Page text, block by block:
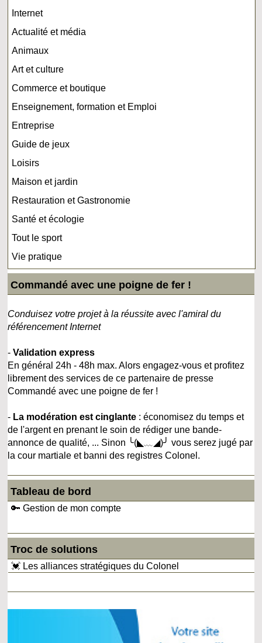
Internet
Actualité et média
Animaux
Art et culture
Commerce et boutique
Enseignement, formation et Emploi
Entreprise
Guide de jeux
Loisirs
Maison et jardin
Restauration et Gastronomie
Santé et écologie
Tout le sport
Vie pratique
Commandé avec une poigne de fer !
Conduisez votre projet à la réussite avec l'amiral du
référencement Internet
-Validation express
En général 24h - 48h max. Alors engagez-vous et profitez
librement des services de ce partenaire de presse
Commandé avec une poigne de fer !
- La modération est cinglante : économisez du temps et
de l'argent en prenant le soin de rédiger une bande-
annonce de qualité, ... Sinon ╰(◣﹏◢)╯ vous serez jugé par
la cour martiale et banni des registres Colonel.
Tableau de bord
🔑 Gestion de mon compte
Troc de solutions
💓 Les alliances stratégiques du Colonel